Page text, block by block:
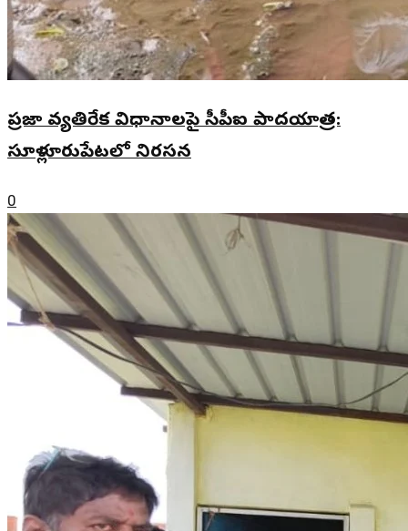
ప్రజా వ్యతిరేక విధానాలపై సీపీఐ పాదయాత్ర:
సూళ్లూరుపేటలో నిరసన
0